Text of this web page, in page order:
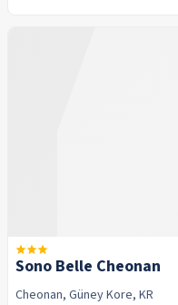
Sono Belle Cheonan
Cheonan, Güney Kore, KR